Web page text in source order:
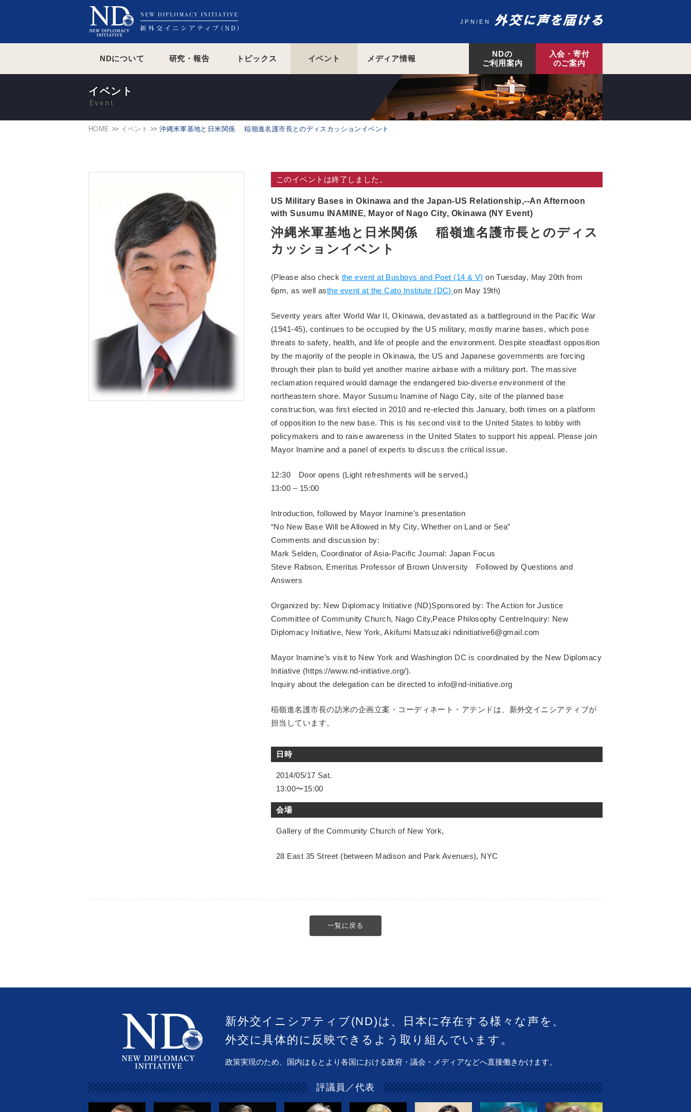
JPN EN
NDについて 研究・報告 トピックス イベント メディア情報
NDの
ご利用案内
入会・寄付
のご案内
HOME イベント 沖縄米軍基地と日米関係 稲嶺進名護市長とのディスカッションイベント
イベント
このイベントは終了しました。
US Military Bases in Okinawa and the Japan-US Relationship,--An Afternoon
with Susumu INAMINE, Mayor of Nago City, Okinawa (NY Event)
沖縄米軍基地と日米関係 稲嶺進名護市長とのディス
カッションイベント
(Please also check the event at Busboys and Poet (14 & V) on Tuesday, May 20th from
6pm, as well asthe event at the Cato Institute (DC)on May 19th)
Seventy years after World War II, Okinawa, devastated as a battleground in the Pacific War
(1941-45), continues to be occupied by the US military, mostly marine bases, which pose
threats to safety, health, and life of people and the environment. Despite steadfast opposition
by the majority of the people in Okinawa, the US and Japanese governments are forcing
through their plan to build yet another marine airbase with a military port. The massive
reclamation required would damage the endangered bio-diverse environment of the
northeastern shore. Mayor Susumu Inamine of Nago City, site of the planned base
construction, was first elected in 2010 and re-elected this January, both times on a platform
of opposition to the new base. This is his second visit to the United States to lobby with
policymakers and to raise awareness in the United States to support his appeal. Please join
Mayor Inamine and a panel of experts to discuss the critical issue.
12:30 Door opens (Light refreshments will be served.)
13:00 – 15:00
Introduction, followed by Mayor Inamine’s presentation
“No New Base Will be Allowed in My City, Whether on Land or Sea”
Comments and discussion by:
Mark Selden, Coordinator of Asia-Pacific Journal: Japan Focus
Steve Rabson, Emeritus Professor of Brown University Followed by Questions and
Answers
Organized by: New Diplomacy Initiative (ND)Sponsored by: The Action for Justice
Committee of Community Church, Nago City,Peace Philosophy CentreInquiry: New
Diplomacy Initiative, New York, Akifumi Matsuzaki ndinitiative6@gmail.com
Mayor Inamine’s visit to New York and Washington DC is coordinated by the New Diplomacy
Initiative (https://www.nd-initiative.org/).
Inquiry about the delegation can be directed to info@nd-initiative.org
稲嶺進名護市長の訪米の企画立案・コーディネート・アテンドは、新外交イニシアティブが
担当しています。
日時
2014/05/17 Sat.
13:00〜15:00
会場
Gallery of the Community Church of New York,
28 East 35 Street (between Madison and Park Avenues), NYC
一覧に戻る
新外交イニシアティブ(ND)は、日本に存在する様々な声を、
外交に具体的に反映できるよう取り組んでいます。
政策実現のため、国内はもとより各国における政府・議会・メディアなどへ直接働きかけます。
評議員／代表